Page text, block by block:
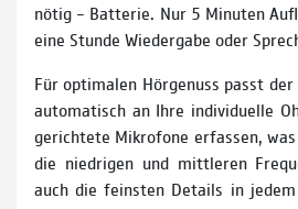
nötig – Batterie. Nur 5 Minuten
eine Stunde Wiedergabe oder
Für optimalen Hörgenuss passt
automatisch an Ihre individuelle
gerichtete Mikrofone erfassen,
die niedrigen und mittleren
auch die feinsten Details in jedem